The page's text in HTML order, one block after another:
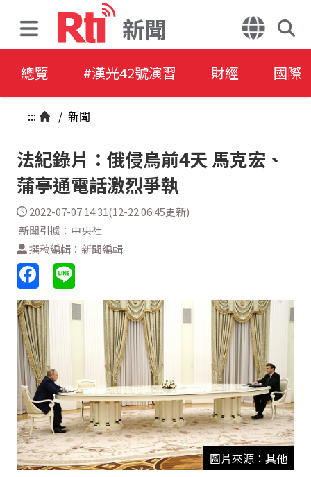
新聞
總覽 #漢光42號演習 財經 國際
::: / 新聞
法紀錄片：俄侵烏前4天 馬克宏、
蒲亭通電話激烈爭執
2022-07-07 14:31(12-22 06:45更新)
新聞引據：中央社
撰稿編輯：新聞編輯
圖片來源：其他